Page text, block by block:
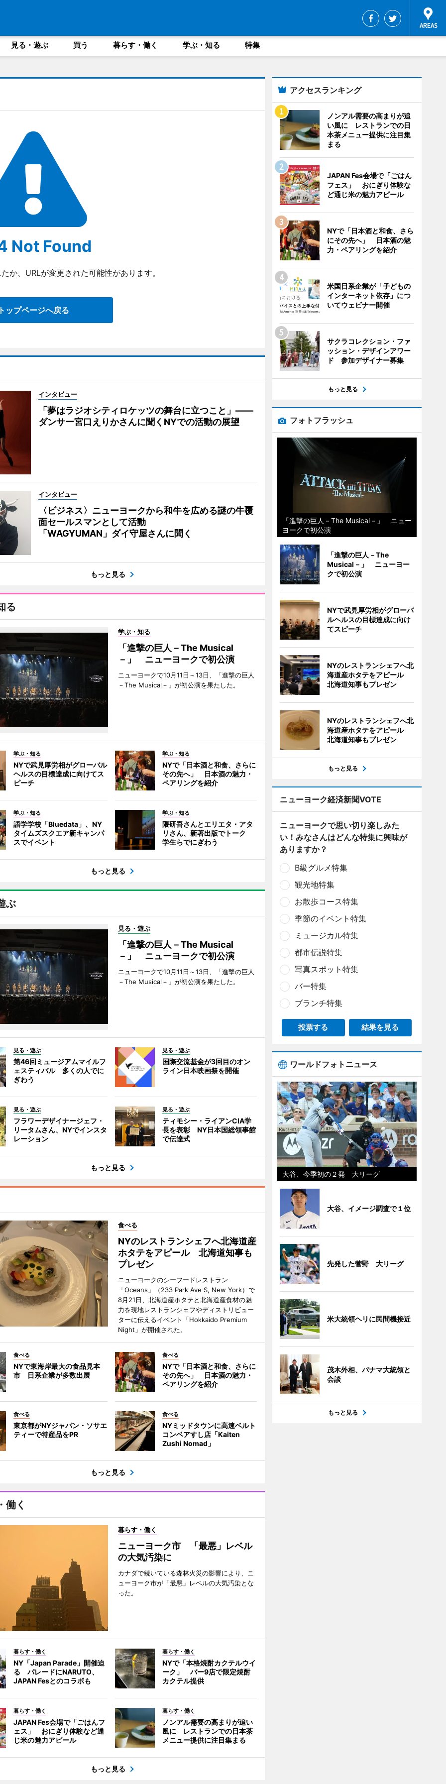
見る・遊ぶ 買う 暮らす・働く 学ぶ・知る 特集
Not Found
か、URLが変更された可能性があります。
ップページへ戻る
インタビュー
「夢はラジオシティロケッツの舞台に立つこと」――
ダンサー宮口えりかさんに聞くNYでの活動の展望
インタビュー
〈ビジネス〉ニューヨークから和牛を広める謎の牛覆
面セールスマンとして活動
「WAGYUMAN」ダイ守屋さんに聞く
もっと見る
る
学ぶ・知る
「進撃の巨人－The Musical
－」 ニューヨークで初公演
ニューヨークで10月11日～13日、「進撃の巨人
－The Musical－」が初公演を果たした。
学ぶ・知る
NYで武見厚労相がグローバル
ヘルスの目標達成に向けてス
ピーチ
学ぶ・知る
NYで「日本酒と和食、さらに
その先へ」 日本酒の魅力・
ペアリングを紹介
学ぶ・知る
語学学校「Bluedata」、NY
タイムズスクエア新キャンパ
スでイベント
学ぶ・知る
隈研吾さんとエリエタ・アタ
リさん、新著出版でトーク
学生らでにぎわう
もっと見る
ぶ
見る・遊ぶ
「進撃の巨人－The Musical
－」 ニューヨークで初公演
ニューヨークで10月11日～13日、「進撃の巨人
－The Musical－」が初公演を果たした。
見る・遊ぶ
第46回ミュージアムマイルフ
ェスティバル 多くの人でに
ぎわう
見る・遊ぶ
国際交流基金が3回目のオン
ライン日本映画祭を開催
見る・遊ぶ
フラワーデザイナージェフ・
リータムさん、NYでインスタ
レーション
見る・遊ぶ
ティモシー・ライアンCIA学
長を表彰 NY日本国総領事館
で伝達式
もっと見る
食べる
NYのレストランシェフへ北海道産
ホタテをアピール 北海道知事も
プレゼン
ニューヨークのシーフードレストラン
「Oceans」（233 Park Ave S, New York）で
8月21日、北海道産ホタテと北海道産食材の魅
力を現地レストランシェフやディストリビュー
ターに伝えるイベント「Hokkaido Premium
Night」が開催された。
食べる
NYで東海岸最大の食品見本
市 日系企業が多数出展
食べる
NYで「日本酒と和食、さらに
その先へ」 日本酒の魅力・
ペアリングを紹介
食べる
東京都がNYジャパン・ソサエ
ティーで特産品をPR
食べる
NYミッドタウンに高速ベルト
コンベアすし店「Kaiten
Zushi Nomad」
もっと見る
働く
暮らす・働く
ニューヨーク市 「最悪」レベル
の大気汚染に
カナダで続いている森林火災の影響により、ニ
ューヨーク市が「最悪」レベルの大気汚染とな
った。
暮らす・働く
NY「Japan Parade」開催迫
る パレードにNARUTO、
JAPAN Fesとのコラボも
暮らす・働く
NYで「本格焼酎カクテルウイ
ーク」 バー9店で限定焼酎
カクテル提供
暮らす・働く
JAPAN Fes会場で「ごはんフ
ェス」 おにぎり体験など通
じ米の魅力アピール
暮らす・働く
ノンアル需要の高まりが追い
風に レストランでの日本茶
メニュー提供に注目集まる
もっと見る
アクセスランキング
ノンアル需要の高まりが追
い風に レストランでの日
本茶メニュー提供に注目集
まる
JAPAN Fes会場で「ごはん
フェス」 おにぎり体験な
ど通じ米の魅力アピール
NYで「日本酒と和食、さら
にその先へ」 日本酒の魅
力・ペアリングを紹介
米国日系企業が「子どもの
インターネット依存」につ
いてウェビナー開催
サクラコレクション・ファ
ッション・デザインアワー
ド 参加デザイナー募集
もっと見る
フォトフラッシュ
「進撃の巨人－The Musical－」 ニュー
ヨークで初公演
「進撃の巨人－The
Musical－」 ニューヨー
クで初公演
NYで武見厚労相がグローバ
ルヘルスの目標達成に向け
てスピーチ
NYのレストランシェフへ北
海道産ホタテをアピール
北海道知事もプレゼン
NYのレストランシェフへ北
海道産ホタテをアピール
北海道知事もプレゼン
もっと見る
ニューヨーク経済新聞VOTE
ニューヨークで思い切り楽しみた
い！みなさんはどんな特集に興味が
ありますか？
B級グルメ特集
観光地特集
お散歩コース特集
季節のイベント特集
ミュージカル特集
都市伝説特集
写真スポット特集
バー特集
ブランチ特集
投票する 結果を見る
ワールドフォトニュース
大谷、今季初の２発 大リーグ
大谷、イメージ調査で１位
先発した菅野 大リーグ
米大統領ヘリに民間機接近
茂木外相、パナマ大統領と
会談
もっと見る